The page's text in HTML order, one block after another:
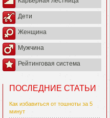
Дети
Женщина
Мужчина
Рейтинговая система
ПОСЛЕДНИЕ СТАТЬИ
Как избавиться от тошноты за 5
минут